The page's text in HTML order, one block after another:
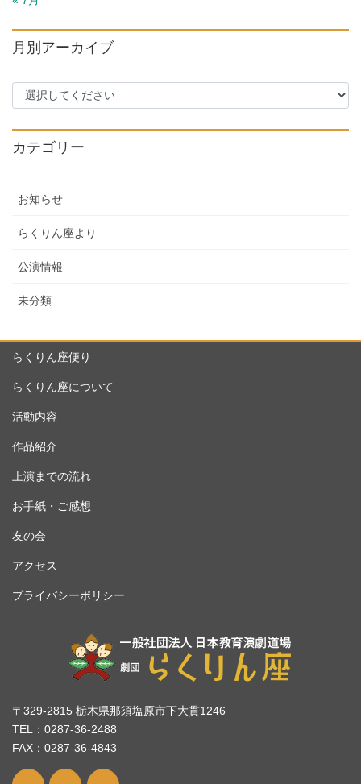
月別アーカイブ
カテゴリー
お知らせ
らくりん座より
公演情報
未分類
らくりん座便り
らくりん座について
活動内容
作品紹介
上演までの流れ
お手紙・ご感想
友の会
アクセス
プライバシーポリシー
〒329-2815 栃木県那須塩原市下大貫1246
TEL：0287-36-2488
FAX：0287-36-4843